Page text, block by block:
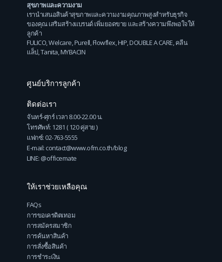
สุขภาพและความงาม
เรานำเสนอสินค้าสุขภาพและความงามคุณภาพสูงสำหรับธุรกิจ
ของคุณ เสริมสร้างแบรนด์ เพิ่มยอดขาย และสร้างความพึงพอใจให้
ลูกค้า
FULICO,Welcare,Purell,Flowflex,HIP,DOUBLE A CARE,คลีน
แล็ป,Tanita,MYBACIN
ศูนย์บริการลูกค้า
ติดต่อเรา
จันทร์-ศุกร์ เวลา 8.00-22.00 น.
โทรศัพท์: 1281 ( 120 คู่สาย )
แฟกซ์: 02-763-5555
E-mail: contact@www.ofm.co.th/blog
LINE: @officemate
ให้เราช่วยเหลือคุณ
FAQs
การขอเครดิตเทอม
การสมัครสมาชิก
การค้นหาสินค้า
การสั่งซื้อสินค้า
การชำระเงิน